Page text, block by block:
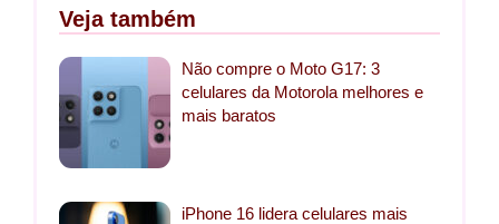
Veja também
Não compre o Moto G17: 3
celulares da Motorola melhores e
mais baratos
iPhone 16 lidera celulares mais